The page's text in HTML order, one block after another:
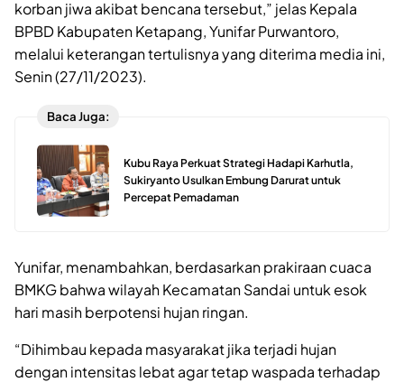
korban jiwa akibat bencana tersebut,” jelas Kepala
BPBD Kabupaten Ketapang, Yunifar Purwantoro,
melalui keterangan tertulisnya yang diterima media ini,
Senin (27/11/2023).
Baca Juga:
Kubu Raya Perkuat Strategi Hadapi Karhutla,
Sukiryanto Usulkan Embung Darurat untuk
Percepat Pemadaman
Yunifar, menambahkan, berdasarkan prakiraan cuaca
BMKG bahwa wilayah Kecamatan Sandai untuk esok
hari masih berpotensi hujan ringan.
“Dihimbau kepada masyarakat jika terjadi hujan
dengan intensitas lebat agar tetap waspada terhadap